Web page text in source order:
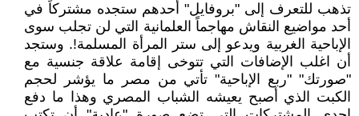
تذهب للتعرف إلى "بروفايل" أحدهم ستجده مشتركاً في
أحد مواضيع النقاش مهاجماً العلمانية التي لن تجلب سوى
الإباحية الغربية ويدعو إلى ستر المرأة المسلمة!. وستجد
أن اغلب الإضافات التي تتوخى إقامة علاقة جنسية مع
"صورتك" "ربع الإباحية" تأتي من مصر ما يؤشر لحجم
الكبت الذي أصبح يعيشه الشباب المصري وهذا ما دفع